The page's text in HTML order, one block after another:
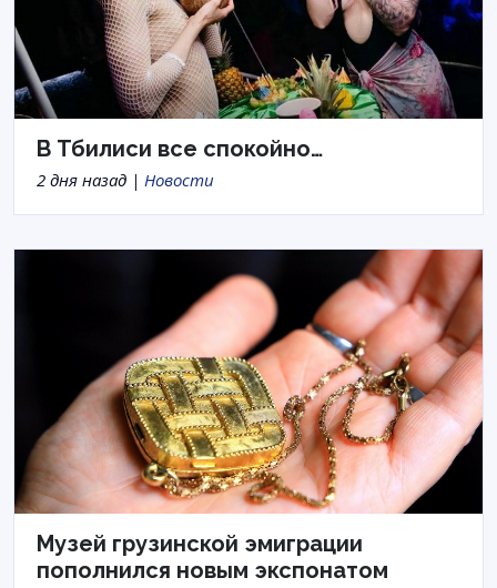
В Тбилиси все спокойно…
2 дня назад | Новости
Музей грузинской эмиграции
пополнился новым экспонатом